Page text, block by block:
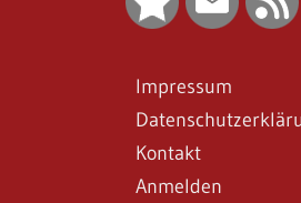
Impressum
Kontakt
Anmelden